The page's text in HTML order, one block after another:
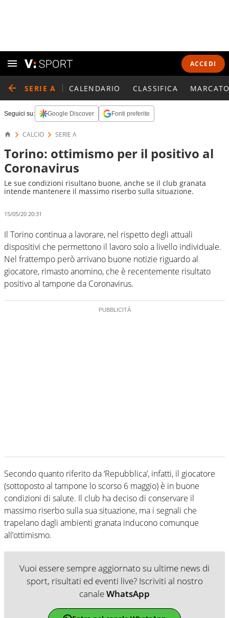
ACCEDI
SERIE A CALENDARIO CLASSIFICA
Seguici su: Google Discover Fonti preferite
CALCIO SERIE A
Torino: ottimismo per il positivo al
Coronavirus
Le sue condizioni risultano buone, anche se il club granata
intende mantenere il massimo riserbo sulla situazione.
15/05/20 20:31
Il Torino continua a lavorare, nel rispetto degli attuali
dispositivi che permettono il lavoro solo a livello individuale.
Nel frattempo però arrivano buone notizie riguardo al
giocatore, rimasto anomino, che è recentemente risultato
positivo al tampone da Coronavirus.
Secondo quanto riferito da ‘Repubblica’, infatti, il giocatore
(sottoposto al tampone lo scorso 6 maggio) è in buone
condizioni di salute. Il club ha deciso di conservare il
massimo riserbo sulla sua situazione, ma i segnali che
trapelano dagli ambienti granata inducono comunque
all’ottimismo.
Vuoi essere sempre aggiornato su ultime news di
sport, risultati ed eventi live? Iscriviti al nostro
canaleWhatsApp